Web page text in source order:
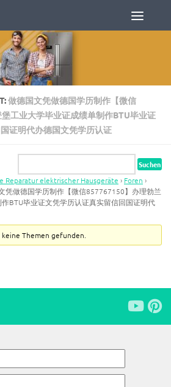
做德国文凭做德国学历制作【微信
工业大学毕业证成绩单制作BTU毕业证
证明代办德国文凭学历认证
Reparatur elektrischer Hausgeräte › Foren ›
凭做德国学历制作【微信857767150】办理勃兰
BTU毕业证文凭学历认证真实留信回国证明代
Themen gefunden.